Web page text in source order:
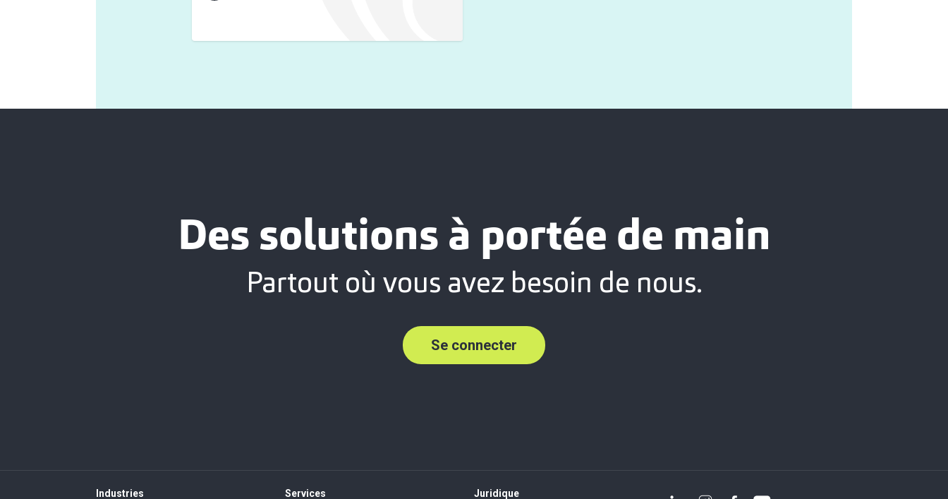
Des solutions à portée de main
Partout où vous avez besoin de nous.
Se connecter
Industries Services Juridique